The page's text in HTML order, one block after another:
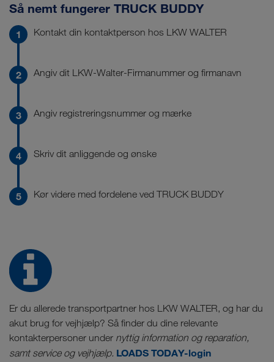
Så nemt fungerer TRUCK BUDDY
Kontakt din kontaktperson hos LKW WALTER
Angiv dit LKW-Walter-Firmanummer og firmanavn
Angiv registreringsnummer og mærke
Skriv dit anliggende og ønske
Kør videre med fordelene ved TRUCK BUDDY
Er du allerede transportpartner hos LKW WALTER, og har du
akut brug for vejhjælp? Så finder du dine relevante
kontakterpersoner under nyttig information og reparation,
samt service og vejhjælp. LOADS TODAY-login